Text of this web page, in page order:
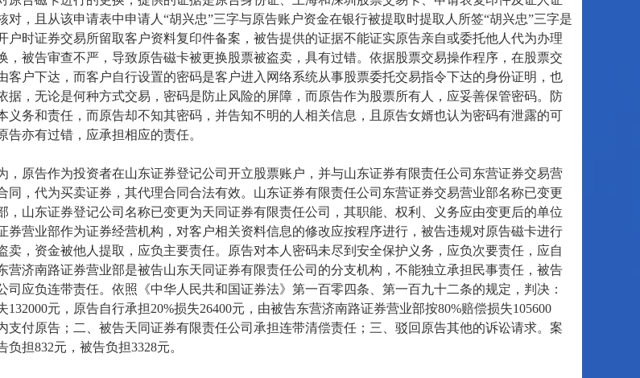
对，且从该申请表中申请人“胡兴忠”三字与原告账户资金在银行被提取时提取人所签“胡兴忠”三字是
户时证券交易所留取客户资料复印件备案，被告提供的证据不能证实原告亲自或委托他人代为办理
，被告审查不严，导致原告磁卡被更换股票被盗卖，具有过错。依据股票交易操作程序，在股票交
客户下达，而客户自行设置的密码是客户进入网络系统从事股票委托交易指令下达的身份证明，也
据，无论是何种方式交易，密码是防止风险的屏障，而原告作为股票所有人，应妥善保管密码。防
义务和责任，而原告却不知其密码，并告知不明的人相关信息，且原告女婿也认为密码有泄露的可
告亦有过错，应承担相应的责任。
原告作为投资者在山东证券登记公司开立股票账户，并与山东证券有限责任公司东营证券交易营
同，代为买卖证券，其代理合同合法有效。山东证券有限责任公司东营证券交易营业部名称已变更
，山东证券登记公司名称已变更为天同证券有限责任公司，其职能、权利、义务应由变更后的单位
券营业部作为证券经营机构，对客户相关资料信息的修改应按程序进行，被告违规对原告磁卡进行
卖，资金被他人提取，应负主要责任。原告对本人密码未尽到安全保护义务，应负次要责任，应自
营济南路证券营业部是被告山东天同证券有限责任公司的分支机构，不能独立承担民事责任，被告
司应负连带责任。依照《中华人民共和国证券法》第一百零四条、第一百九十二条的规定，判决：
132000元，原告自行承担20%损失26400元，由被告东营济南路证券营业部按80%赔偿损失105600
支付原告；二、被告天同证券有限责任公司承担连带清偿责任；三、驳回原告其他的诉讼请求。案
担832元，被告负担3328元。